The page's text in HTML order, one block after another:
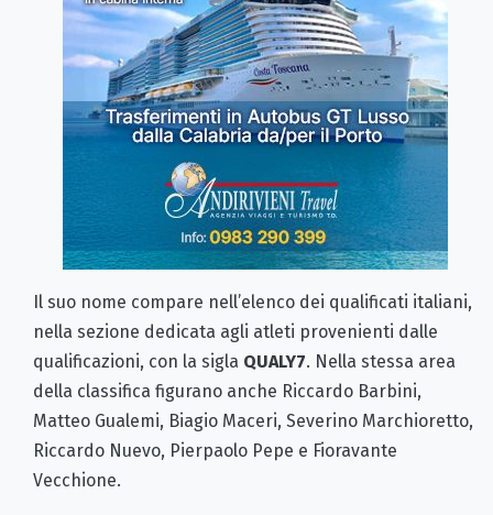
Il suo nome compare nell’elenco dei qualificati italiani,
nella sezione dedicata agli atleti provenienti dalle
qualificazioni, con la sigla QUALY7. Nella stessa area
della classifica figurano anche Riccardo Barbini,
Matteo Gualemi, Biagio Maceri, Severino Marchioretto,
Riccardo Nuevo, Pierpaolo Pepe e Fioravante
Vecchione.